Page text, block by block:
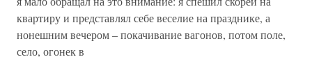
квартиру и представлял себе веселие на празднике, а
нонешним вечером – покачивание вагонов, потом поле,
село, огонек в